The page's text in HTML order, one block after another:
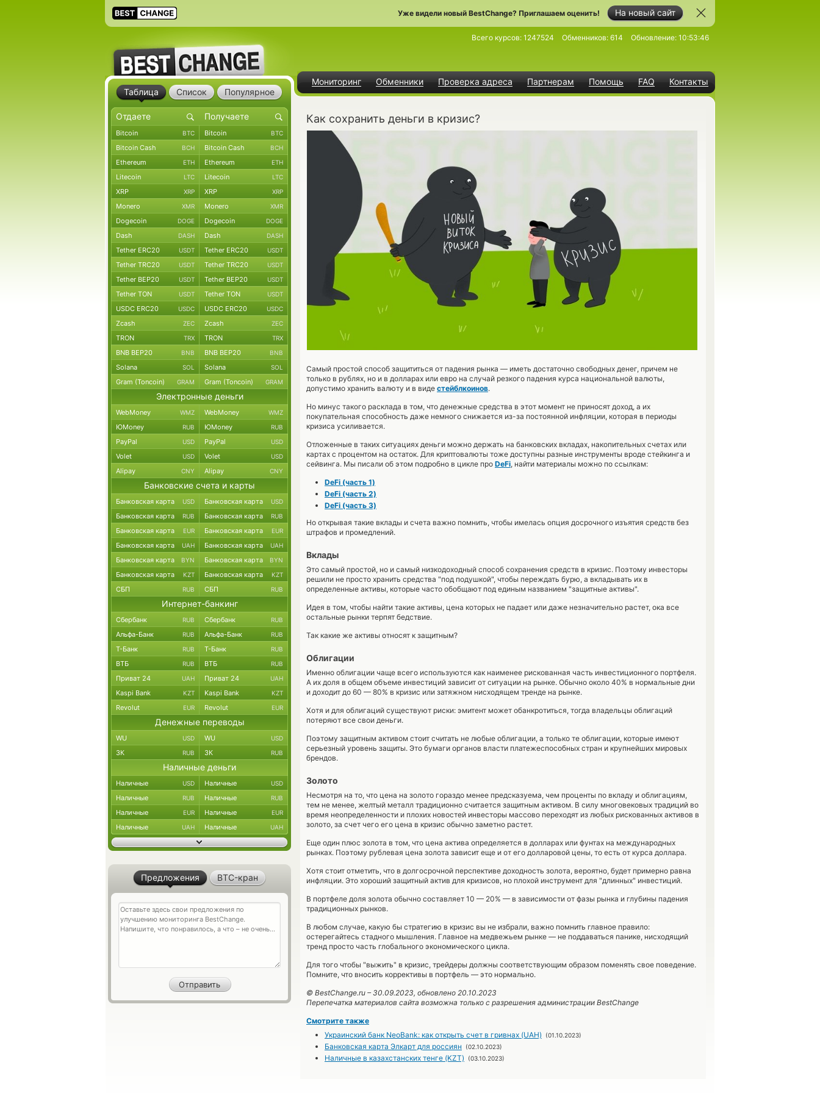
На новый сайт
Уже видели новый BestChange? Приглашаем оценить!
Мониторинг Обменники Проверка адреса Партнерам Помощь FAQ Контакты
Всего курсов: 1247524 Обменников: 614 Обновление: 10:53:46
Как сохранить деньги в кризис?
Самый простой способ защититься от падения рынка — иметь достаточно свободных денег, причем не
только в рублях, но и в долларах или евро на случай резкого падения курса национальной валюты,
допустимо хранить валюту и в виде стейблкоинов.
Но минус такого расклада в том, что денежные средства в этот момент не приносят доход, а их
покупательная способность даже немного снижается из-за постоянной инфляции, которая в периоды
кризиса усиливается.
Отложенные в таких ситуациях деньги можно держать на банковских вкладах, накопительных счетах или
картах с процентом на остаток. Для криптовалюты тоже доступны разные инструменты вроде стейкинга и
сейвинга. Мы писали об этом подробно в цикле про DeFi, найти материалы можно по ссылкам:
DeFi (часть 1)
DeFi (часть 2)
DeFi (часть 3)
Но открывая такие вклады и счета важно помнить, чтобы имелась опция досрочного изъятия средств без
штрафов и промедлений.
Вклады
Это самый простой, но и самый низкодоходный способ сохранения средств в кризис. Поэтому инвесторы
решили не просто хранить средства "под подушкой", чтобы переждать бурю, а вкладывать их в
определенные активы, которые часто обобщают под единым названием "защитные активы".
Идея в том, чтобы найти такие активы, цена которых не падает или даже незначительно растет, ока все
остальные рынки терпят бедствие.
Так какие же активы относят к защитным?
Облигации
Именно облигации чаще всего используются как наименее рискованная часть инвестиционного портфеля.
А их доля в общем объеме инвестиций зависит от ситуации на рынке. Обычно около 40% в нормальные дни
и доходит до 60 — 80% в кризис или затяжном нисходящем тренде на рынке.
Хотя и для облигаций существуют риски: эмитент может обанкротиться, тогда владельцы облигаций
потеряют все свои деньги.
Поэтому защитным активом стоит считать не любые облигации, а только те облигации, которые имеют
серьезный уровень защиты. Это бумаги органов власти платежеспособных стран и крупнейших мировых
брендов.
Золото
Несмотря на то, что цена на золото гораздо менее предсказуема, чем проценты по вкладу и облигациям,
тем не менее, желтый металл традиционно считается защитным активом. В силу многовековых традиций во
время неопределенности и плохих новостей инвесторы массово переходят из любых рискованных активов в
золото, за счет чего его цена в кризис обычно заметно растет.
Еще один плюс золота в том, что цена актива определяется в долларах или фунтах на международных
рынках. Поэтому рублевая цена золота зависит еще и от его долларовой цены, то есть от курса доллара.
Хотя стоит отметить, что в долгосрочной перспективе доходность золота, вероятно, будет примерно равна
инфляции. Это хороший защитный актив для кризисов, но плохой инструмент для "длинных" инвестиций.
В портфеле доля золота обычно составляет 10 — 20% — в зависимости от фазы рынка и глубины падения
традиционных рынков.
В любом случае, какую бы стратегию в кризис вы не избрали, важно помнить главное правило:
остерегайтесь стадного мышления. Главное на медвежьем рынке — не поддаваться панике, нисходящий
тренд просто часть глобального экономического цикла.
Для того чтобы "выжить" в кризис, трейдеры должны соответствующим образом поменять свое поведение.
Помните, что вносить коррективы в портфель — это нормально.
© BestChange.ru –30.09.2023, обновлено 20.10.2023
Перепечатка материалов сайта возможна только с разрешения администрации BestChange
Смотрите также
Украинский банк NeoBank: как открыть счет в гривнах (UAH)
(01.10.2023)
Банковская карта Элкарт для россиян (02.10.2023)
Наличные в казахстанских тенге (KZT) (03.10.2023)
Таблица Список Популярное
Bitcoin BTC Bitcoin BTC
Bitcoin Cash BCH Bitcoin Cash BCH
Ethereum ETH Ethereum ETH
Litecoin LTC Litecoin LTC
XRP XRP XRP XRP
Monero XMR Monero XMR
Dogecoin DOGE Dogecoin DOGE
Dash DASH Dash DASH
Tether ERC20 USDT Tether ERC20 USDT
Tether TRC20 USDT Tether TRC20 USDT
Tether BEP20 USDT Tether BEP20 USDT
Tether TON USDT Tether TON USDT
USDC ERC20 USDC USDC ERC20 USDC
Zcash ZEC Zcash ZEC
TRON TRX TRON TRX
BNB BEP20 BNB BNB BEP20 BNB
Solana SOL Solana SOL
Gram (Toncoin) GRAM Gram (Toncoin) GRAM
Электронные деньги
WebMoney WMZ WebMoney WMZ
ЮMoney RUB ЮMoney RUB
PayPal USD PayPal USD
Volet USD Volet USD
Alipay CNY Alipay CNY
Банковские счета и карты
Банковская карта USD Банковская карта USD
Банковская карта RUB Банковская карта RUB
Банковская карта EUR Банковская карта EUR
Банковская карта UAH Банковская карта UAH
Банковская карта BYN Банковская карта BYN
Банковская карта KZT Банковская карта KZT
СБП RUB СБП RUB
Интернет-банкинг
Сбербанк RUB Сбербанк RUB
Альфа-Банк RUB Альфа-Банк RUB
Т-Банк RUB Т-Банк RUB
ВТБ RUB ВТБ RUB
Приват 24 UAH Приват 24 UAH
Kaspi Bank KZT Kaspi Bank KZT
Revolut EUR Revolut EUR
Денежные переводы
WU USD WU USD
ЗК RUB ЗК RUB
Наличные деньги
Наличные USD Наличные USD
Наличные RUB Наличные RUB
Наличные EUR Наличные EUR
Наличные UAH Наличные UAH
Предложения BTC-кран